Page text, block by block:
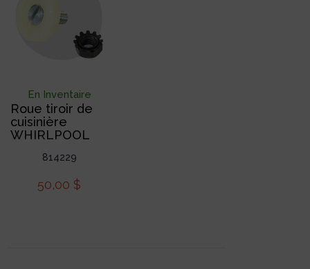
En Inventaire
Roue tiroir de
cuisinière
WHIRLPOOL
814229
50,00 $